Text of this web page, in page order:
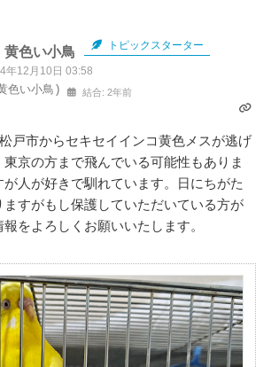
黄色い小鳥 トピックスターター
年12月10日 03:58
色い小鳥) 結合: 2年前
戸市からセキセイインコ黄色メスが逃げ
京の方まで飛んでいる可能性もありま
人が好きで馴れています。日にちがた
ますがもし保護していただいている方が
をよろしくお願いいたします。